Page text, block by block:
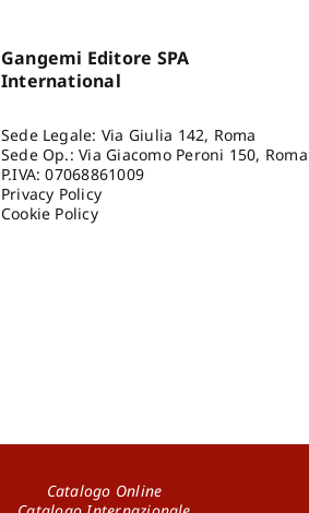
Gangemi Editore SPA
International
Sede Legale: Via Giulia 142, Roma
Sede Op.: Via Giacomo Peroni 150, Roma
P.IVA: 07068861009
Privacy Policy
Cookie Policy
Catalogo Online